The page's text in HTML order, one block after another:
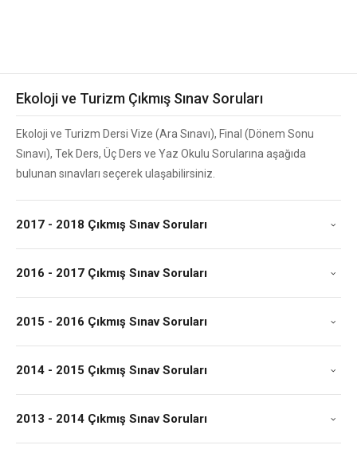
Ekoloji ve Turizm Çıkmış Sınav Soruları
Ekoloji ve Turizm Dersi Vize (Ara Sınavı), Final (Dönem Sonu
Sınavı), Tek Ders, Üç Ders ve Yaz Okulu Sorularına aşağıda
bulunan sınavları seçerek ulaşabilirsiniz.
2017 - 2018 Çıkmış Sınav Soruları
2016 - 2017 Çıkmış Sınav Soruları
2015 - 2016 Çıkmış Sınav Soruları
2014 - 2015 Çıkmış Sınav Soruları
2013 - 2014 Çıkmış Sınav Soruları